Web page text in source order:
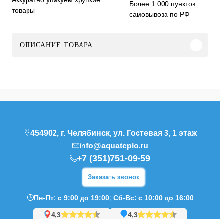
товары
Более 1 000 пунктов
самовывоза по РФ
ОПИСАНИЕ ТОВАРА
454902, г. Челябинск, ул. Гостевая 3, 1 этаж
info@aquateplo.ru
+7 (351)751-09-59
Заказать звонок
Пн-Пт: с 9:00 до 19:00; Сб-Вс: с 10:00 до 16:00
4,3 4,3